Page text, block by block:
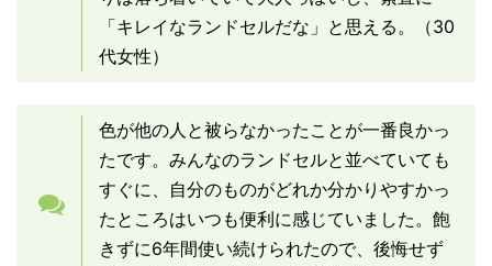
「キレイなランドセルだな」と思える。（30
代女性）
色が他の人と被らなかったことが一番良かっ
たです。みんなのランドセルと並べていても
すぐに、自分のものがどれか分かりやすかっ
たところはいつも便利に感じていました。飽
きずに6年間使い続けられたので、後悔せず